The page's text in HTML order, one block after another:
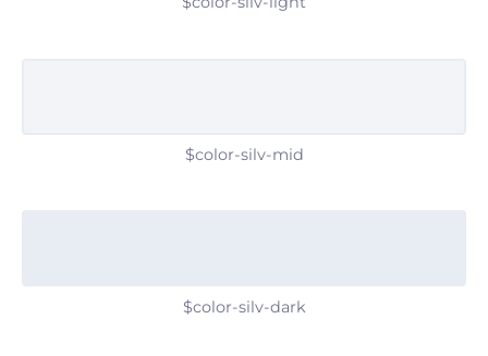
$color-silv-mid
$color-silv-dark